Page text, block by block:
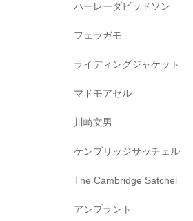
ハーレーダビッドソン
フェラガモ
ライディングジャケット
マドモアゼル
川崎文男
ケンブリッジサッチェル
The Cambridge Satchel
アンプラント